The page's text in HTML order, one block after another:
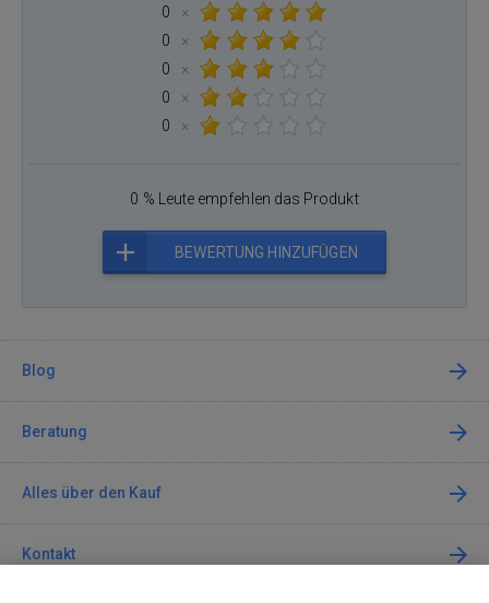
0
×
0
×
0
×
0
×
0
×
0 % Leute empfehlen das Produkt
BEWERTUNG HINZUFÜGEN
Blog
Beratung
Alles über den Kauf
Kontakt